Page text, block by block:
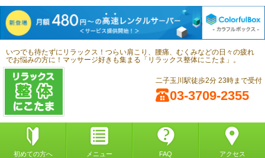
いつでも待たずにリラックス！つらい肩こり、腰痛、むくみなどの日々の疲れ
でお悩みの方に！マッサージ好きも集まる「リラックス整体にこたま」。
二子玉川駅徒歩2分 23時まで受付
03-3709-2355
初めての方へ メニュー FAQ アクセス